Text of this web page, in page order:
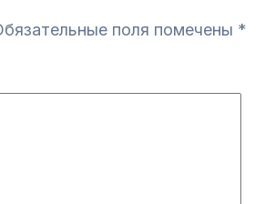
поля помечены *